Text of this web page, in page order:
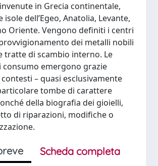
in Grecia continentale,
isole dell’Egeo, Anatolia, Levante,
Oriente. Vengono definiti i centri
dei metalli nobili
tratte di scambio interno. Le
consumo emergono grazie
contesti – quasi esclusivamente
tombe di carattere
della biografia dei gioielli,
di riparazioni, modifiche o
Scheda completa